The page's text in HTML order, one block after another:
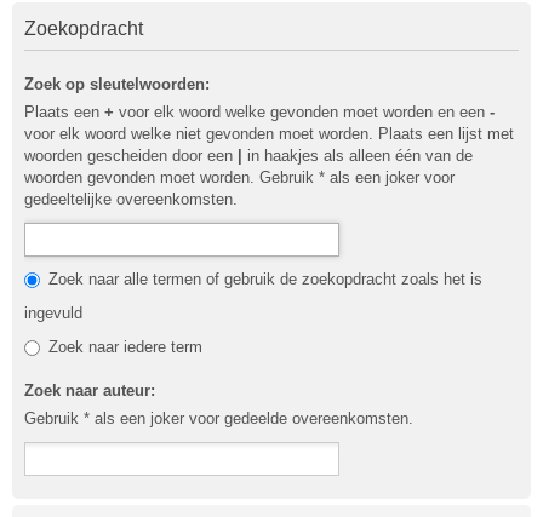
Zoekopdracht
Zoek op sleutelwoorden:
Plaats een + voor elk woord welke gevonden moet worden en een -
voor elk woord welke niet gevonden moet worden. Plaats een lijst met
woorden gescheiden door een
in haakjes als alleen één van de
woorden gevonden moet worden. Gebruik * als een joker voor
gedeeltelijke overeenkomsten.
Zoek naar alle termen of gebruik de zoekopdracht zoals het is
ingevuld
Zoek naar iedere term
Zoek naar auteur:
Gebruik * als een joker voor gedeelde overeenkomsten.